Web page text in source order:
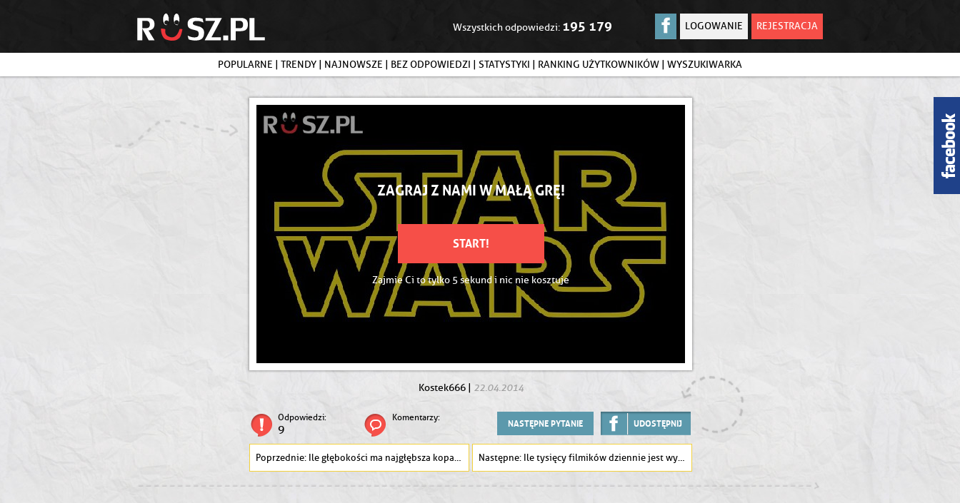
LOGOWANIE REJESTRACJA
Wszystkich odpowiedzi: 195 179
POPULARNE | TRENDY | NAJNOWSZE | BEZ ODPOWIEDZI | STATYSTYKI | RANKING UŻYTKOWNIKÓW | WYSZUKIWARKA
ZAGRAJ Z NAMI W MAŁĄ GRĘ!
START!
Zajmie Ci to tylko 5 sekund i nic nie kosztuje
Kostek666| 22.04.2014
Odpowiedzi:
9
Komentarzy:
NASTĘPNE PYTANIE UDOSTĘPNIJ
Ile głębokości ma najgłębsza kopalnia złota na świecie ? Ile tysięcy filmików dziennie jest wysyłanych na YouTube ?